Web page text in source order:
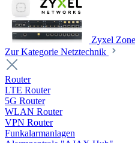
Zyxel
Zur Kategorie Netztechnik
Router
LTE Router
5G Router
WLAN Router
VPN Router
Funkalarmanlagen